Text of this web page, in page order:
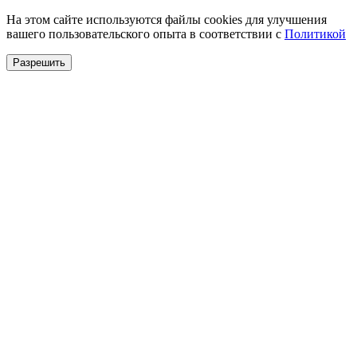
На этом сайте используются файлы cookies для улучшения
вашего пользовательского опыта в соответствии с Политикой
Разрешить